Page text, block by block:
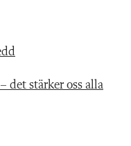
det stärker oss alla